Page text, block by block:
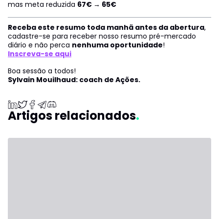
mas meta reduzida 67€ → 65€
Receba este resumo toda manhã antes da abertura,
cadastre-se para receber nosso resumo pré-mercado
diário e não perca nenhuma oportunidade!
Inscreva-se aqui
Boa sessão a todos!
Sylvain Mouilhaud: coach de Ações.
Artigos relacionados